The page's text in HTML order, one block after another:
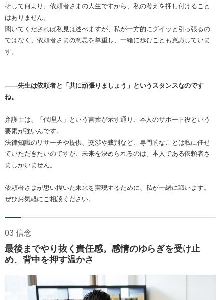
そして何より、依頼者さまの人生ですから、私の考えを押し付けること
はありません。
聞いてくだされば私見は述べますが、私が一方的にグイッと引っ張るの
ではなく、依頼者さまの意思を尊重し、一緒に歩むことも意識していま
す。
――先生は依頼者と「共に頑張りましょう」というスタンスなのです
ね。
弁護士は、「代理人」という言葉が示す通り、本人のサポート役という
要素が強いんです。
法律知識のリサーチや提供、交渉や裁判など、専門的なことは私に任せ
ていただきたいのですが、未来を決められるのは、本人である依頼者さ
ましかいません。
依頼者さまが思い描いた未来を実現するために、私が一緒に戦います。
ぜひお気軽にご相談ください。
03 信念
最後までやり抜く責任感。感情のゆらぎを受け止
め、背中を押す温かさ